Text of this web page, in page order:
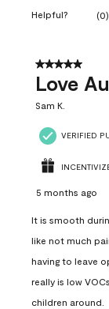
Helpful? (0)
5 out of 5
Love
Sam K.
VERIFIED
5 months ago
It is smooth
like not much
having to leave
really is low
children around.